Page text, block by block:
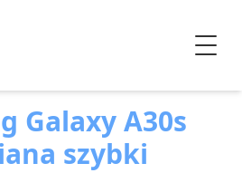
Galaxy A30s
szybki